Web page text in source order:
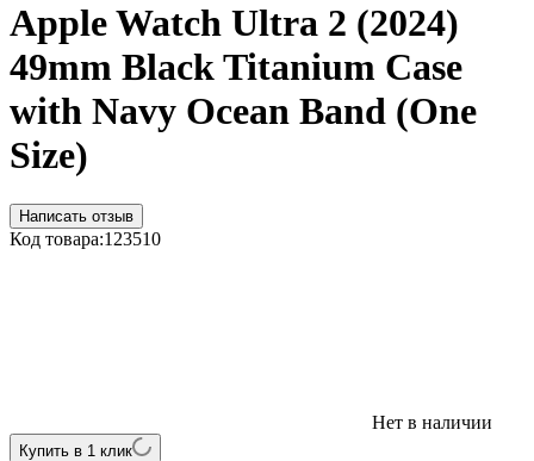
Apple Watch Ultra 2 (2024)
49mm Black Titanium Case
with Navy Ocean Band (One
Size)
Написать отзыв
Код товара:123510
Нет в наличии
Купить в 1 клик